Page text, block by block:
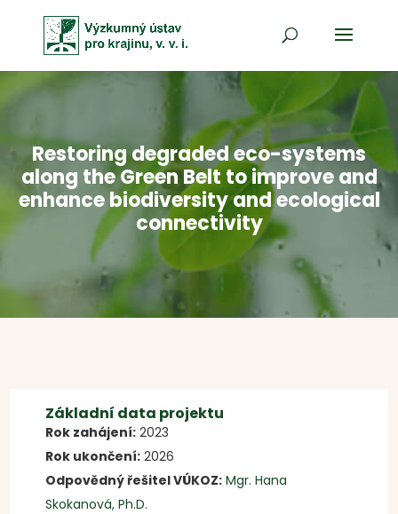
Restoring degraded eco-systems
along the Green Belt to improve and
enhance biodiversity and ecological
connectivity
Základní data projektu
Rok zahájení: 2023
Rok ukončení: 2026
Odpovědný řešitel VÚKOZ: Mgr. Hana
Skokanová, Ph.D.